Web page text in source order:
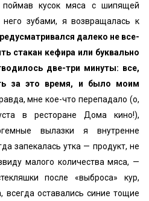
кусок мяса с шипящей
зубами, я возвращалась к
далеко не все­
стакан кефира или бук­вально
две-три ми­нуты: все,
за это время, и было моим
мне кое-что перепадало (о,
в ресторане Дома кино!),
вылазки я внутренне
запекалась утка — продукт, не
малого количества мяса, —
после «выброса» кур,
всегда оставались синие тощие